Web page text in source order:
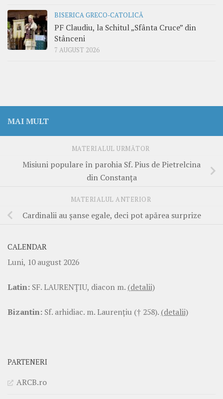
BISERICA GRECO-CATOLICĂ
PF Claudiu, la Schitul „Sfânta Cruce” din
Stânceni
7 AUGUST 2026
MAI MULT
MATERIALUL URMĂTOR
Misiuni populare în parohia Sf. Pius de Pietrelcina
din Constanţa
MATERIALUL ANTERIOR
Cardinalii au şanse egale, deci pot apărea surprize
CALENDAR
Luni, 10 august 2026
Latin: SF. LAURENŢIU, diacon m. (detalii)
Bizantin: Sf. arhidiac. m. Laurenţiu († 258). (detalii)
PARTENERI
ARCB.ro